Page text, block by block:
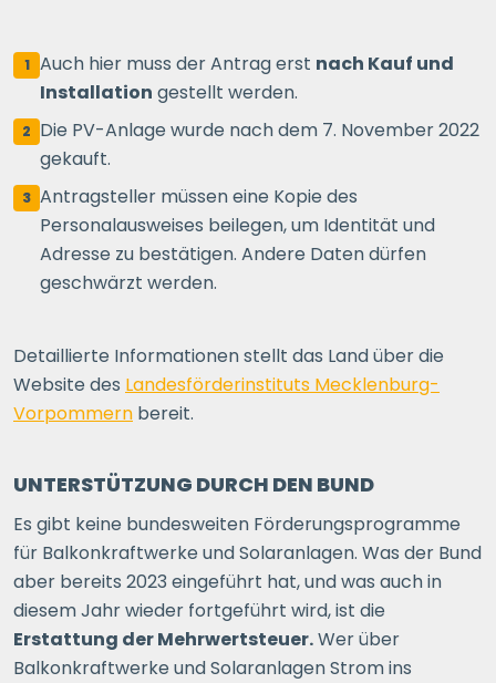
1 Auch hier muss der Antrag erst nach Kauf und
Installation gestellt werden.
2 Die PV-Anlage wurde nach dem 7. November 2022
gekauft.
3 Antragsteller müssen eine Kopie des
Personalausweises beilegen, um Identität und
Adresse zu bestätigen. Andere Daten dürfen
geschwärzt werden.
Detaillierte Informationen stellt das Land über die
Website des Landesförderinstituts Mecklenburg-
Vorpommern bereit.
UNTERSTÜTZUNG DURCH DEN BUND
Es gibt keine bundesweiten Förderungsprogramme
für Balkonkraftwerke und Solaranlagen. Was der Bund
aber bereits 2023 eingeführt hat, und was auch in
diesemJahrwieder fortgeführt wird, ist die
Erstattung der Mehrwertsteuer.Wer über
Balkonkraftwerke und Solaranlagen Strom ins